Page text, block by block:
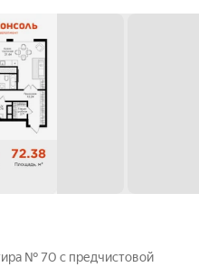
№ 70 с предчистовой